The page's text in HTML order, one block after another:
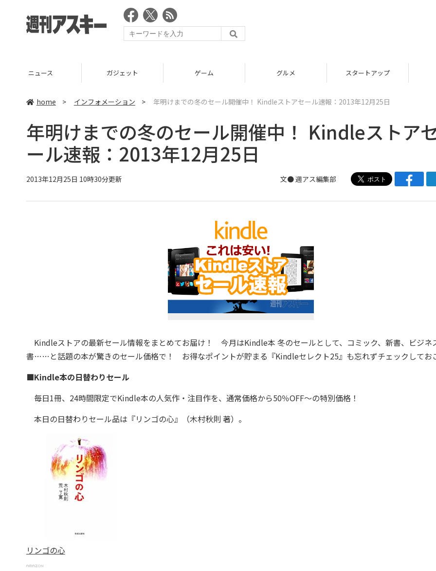
ニュース ガジェット ゲーム グルメ スタートアップ
home > インフォメーション > 年明けまでの冬のセール開催中！ Kindleストアセール速報：2013年12月25日
年明けまでの冬のセール開催中！ Kindleストア
ール速報：2013年12月25日
2013年12月25日 10時30分更新 文●週アス編集部
Kindleストアの最新セール情報をまとめてお届け！ 今月はKindle本 冬のセールとして、コミック、新書、ビジネ
書……と話題の本が驚きのセール価格で！ お得なポイントが貯まる『Kindleセレクト25』も忘れずチェックしてお
■Kindle本の日替わりセール
毎日1冊、24時間限定でKindle本の人気作・注目作を、通常価格から50％OFF～の特別価格！
本日の日替わりセール品は『リンゴの心』（木村秋則 著）。
リンゴの心